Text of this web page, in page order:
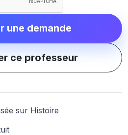
une demande
ce professeur
sur Histoire